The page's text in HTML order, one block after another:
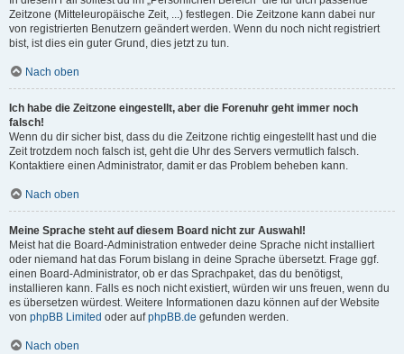
Zeitzone (Mitteleuropäische Zeit, ...) festlegen. Die Zeitzone kann dabei nur
von registrierten Benutzern geändert werden. Wenn du noch nicht registriert
bist, ist dies ein guter Grund, dies jetzt zu tun.
Nach oben
Ich habe die Zeitzone eingestellt, aber die Forenuhr geht immer noch
falsch!
Wenn du dir sicher bist, dass du die Zeitzone richtig eingestellt hast und die
Zeit trotzdem noch falsch ist, geht die Uhr des Servers vermutlich falsch.
Kontaktiere einen Administrator, damit er das Problem beheben kann.
Nach oben
Meine Sprache steht auf diesem Board nicht zur Auswahl!
Meist hat die Board-Administration entweder deine Sprache nicht installiert
oder niemand hat das Forum bislang in deine Sprache übersetzt. Frage ggf.
einen Board-Administrator, ob er das Sprachpaket, das du benötigst,
installieren kann. Falls es noch nicht existiert, würden wir uns freuen, wenn du
es übersetzen würdest. Weitere Informationen dazu können auf der Website
von phpBB Limited oder aufphpBB.de gefunden werden.
Nach oben